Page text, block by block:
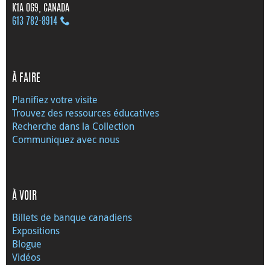
K1A 0G9, CANADA
613 782‑8914
À FAIRE
Planifiez votre visite
Trouvez des ressources éducatives
Recherche dans la Collection
Communiquez avec nous
À VOIR
Billets de banque canadiens
Expositions
Blogue
Vidéos